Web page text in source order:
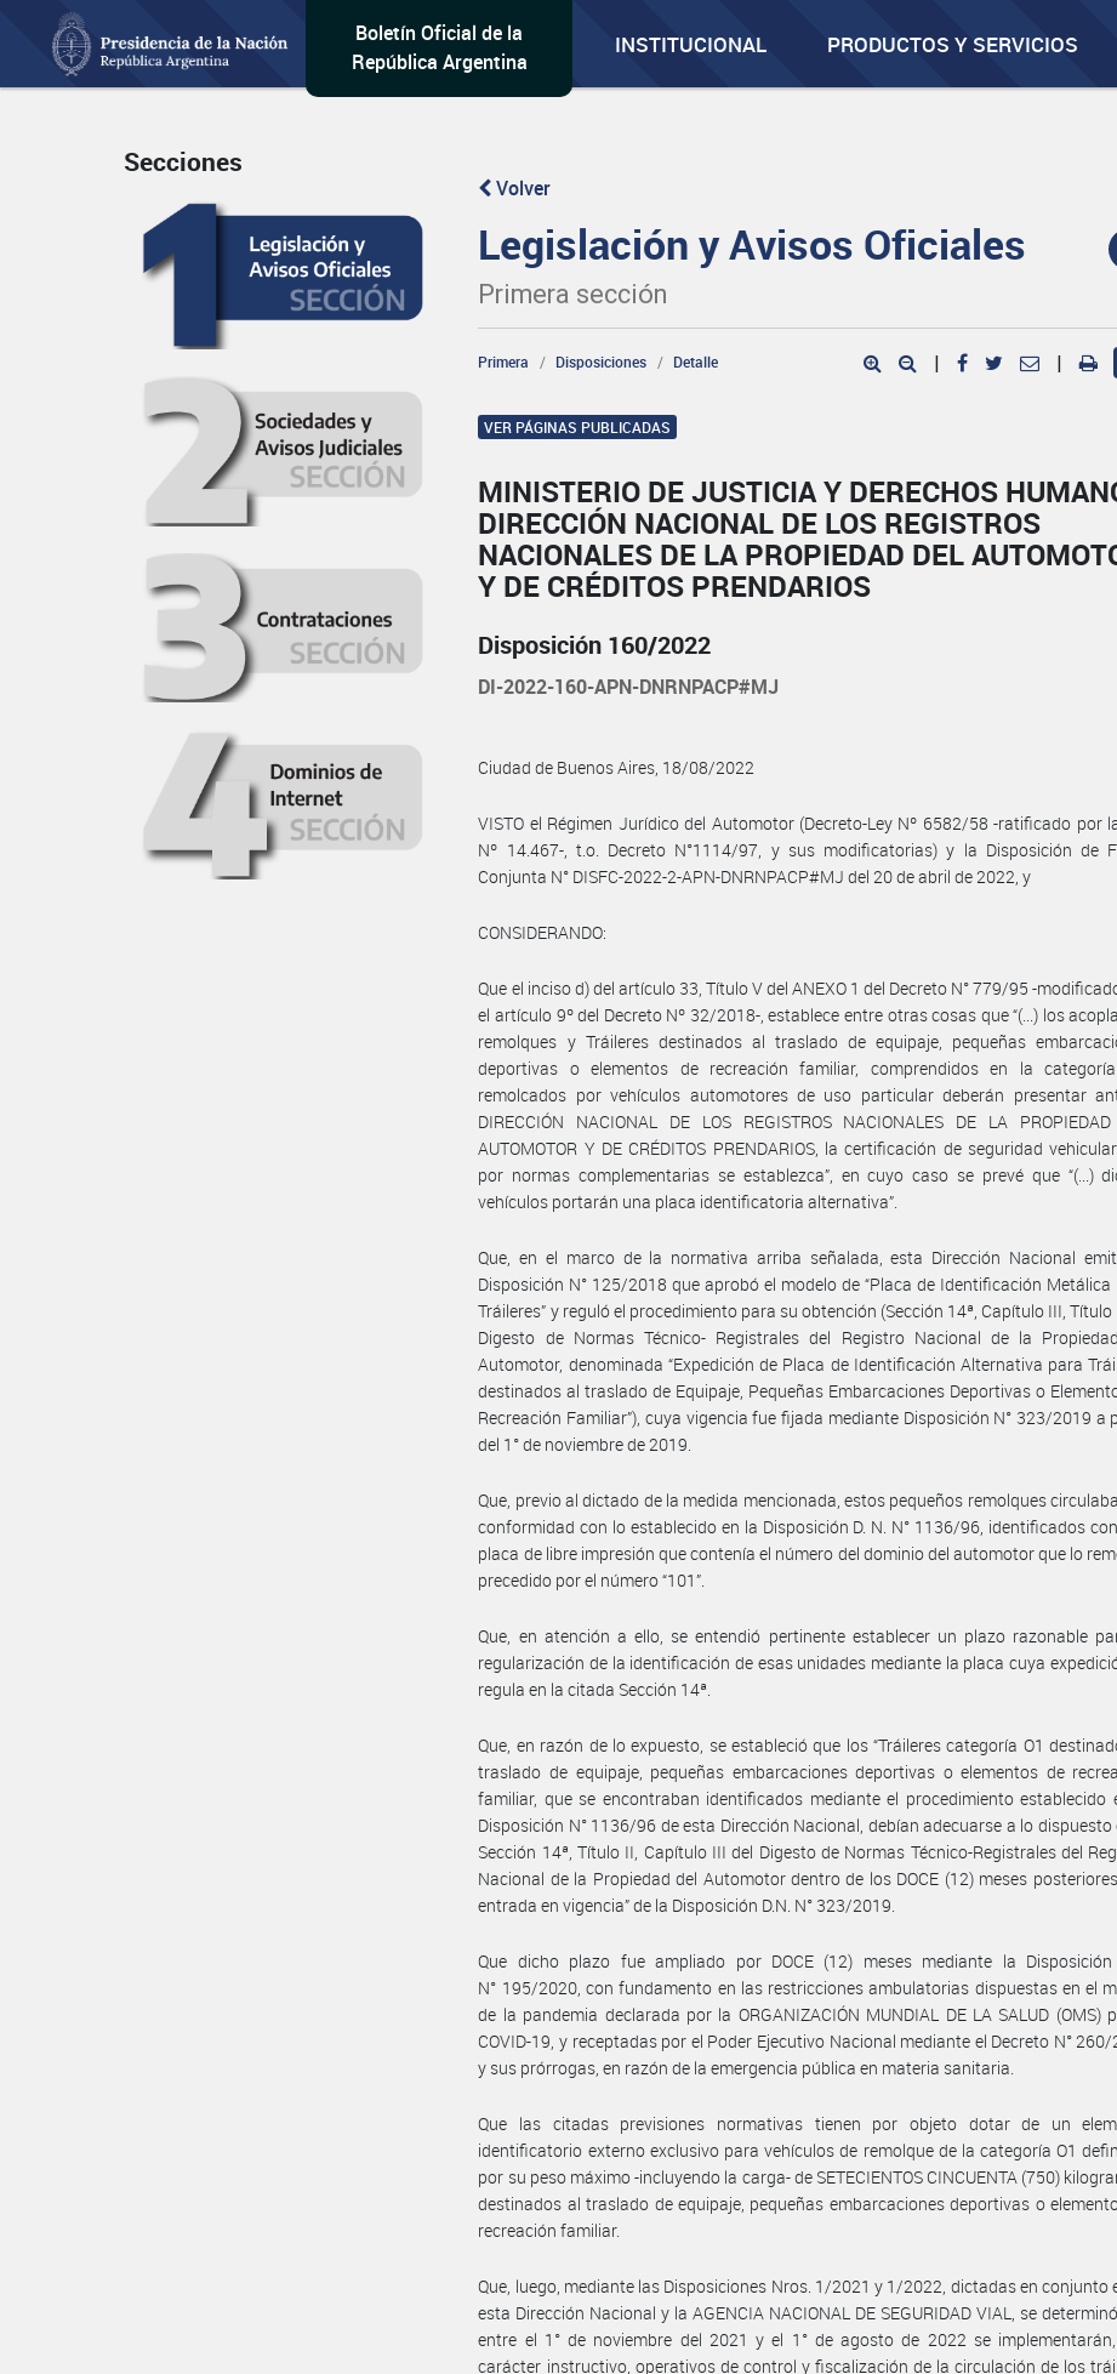
Boletín Oficial de la
República Argentina
INSTITUCIONAL PRODUCTOS Y SERVICIOS
Secciones
Volver
Legislación y Avisos Oficiales
Primera sección
Primera Disposiciones Detalle | |
VER PÁGINAS PUBLICADAS
MINISTERIO DE JUSTICIA Y DERECHOS
DIRECCIÓN NACIONAL DE LOS REGISTROS
NACIONALES DE LA PROPIEDAD DEL
Y DE CRÉDITOS PRENDARIOS
Disposición 160/2022
DI-2022-160-APN-DNRNPACP#MJ
Ciudad de Buenos Aires, 18/08/2022
VISTO el Régimen Jurídico del Automotor (Decreto-Ley Nº 6582/58 -ratificado por
Nº 14.467-, t.o. Decreto N°1114/97, y sus modificatorias) y la Disposición de
Conjunta N° DISFC-2022-2-APN-DNRNPACP#MJ del 20 de abril de 2022, y
CONSIDERANDO:
Que el inciso d) del artículo 33, Título V del ANEXO 1 del Decreto N° 779/95 -
el artículo 9º del Decreto Nº 32/2018-, establece entre otras cosas que “(...) los
remolques y Tráileres destinados al traslado de equipaje, pequeñas
deportivas o elementos de recreación familiar, comprendidos en la
remolcados por vehículos automotores de uso particular deberán presentar
DIRECCIÓN NACIONAL DE LOS REGISTROS NACIONALES DE LA
AUTOMOTOR Y DE CRÉDITOS PRENDARIOS, la certificación de seguridad
por normas complementarias se establezca”, en cuyo caso se prevé que “(...)
vehículos portarán una placa identificatoria alternativa”.
Que, en el marco de la normativa arriba señalada, esta Dirección Nacional
Disposición N° 125/2018 que aprobó el modelo de “Placa de Identificación Metálica
Tráileres” y reguló el procedimiento para su obtención (Sección 14ª, Capítulo III, Título
Digesto de Normas Técnico- Registrales del Registro Nacional de la
Automotor, denominada “Expedición de Placa de Identificación Alternativa para
destinados al traslado de Equipaje, Pequeñas Embarcaciones Deportivas o
Recreación Familiar”), cuya vigencia fue fijada mediante Disposición N° 323/2019 a
del 1° de noviembre de 2019.
Que, previo al dictado de la medida mencionada, estos pequeños remolques
conformidad con lo establecido en la Disposición D. N. N° 1136/96, identificados
placa de libre impresión que contenía el número del dominio del automotor que lo
precedido por el número “101”.
Que, en atención a ello, se entendió pertinente establecer un plazo razonable
regularización de la identificación de esas unidades mediante la placa cuya
regula en la citada Sección 14ª.
Que, en razón de lo expuesto, se estableció que los “Tráileres categoría O1
traslado de equipaje, pequeñas embarcaciones deportivas o elementos de
familiar, que se encontraban identificados mediante el procedimiento establecido
Disposición N° 1136/96 de esta Dirección Nacional, debían adecuarse a lo dispuesto
Sección 14ª, Título II, Capítulo III del Digesto de Normas Técnico-Registrales del
Nacional de la Propiedad del Automotor dentro de los DOCE (12) meses
entrada en vigencia” de la Disposición D.N. N° 323/2019.
Que dicho plazo fue ampliado por DOCE (12) meses mediante la Disposición
N° 195/2020, con fundamento en las restricciones ambulatorias dispuestas en el
de la pandemia declarada por la ORGANIZACIÓN MUNDIAL DE LA SALUD (OMS)
COVID-19, y receptadas por el Poder Ejecutivo Nacional mediante el Decreto N°
y sus prórrogas, en razón de la emergencia pública en materia sanitaria.
Que las citadas previsiones normativas tienen por objeto dotar de un
identificatorio externo exclusivo para vehículos de remolque de la categoría O1
por su peso máximo -incluyendo la carga- de SETECIENTOS CINCUENTA (750)
destinados al traslado de equipaje, pequeñas embarcaciones deportivas o
recreación familiar.
Que, luego, mediante las Disposiciones Nros. 1/2021 y 1/2022, dictadas en conjunto
esta Dirección Nacional y la AGENCIA NACIONAL DE SEGURIDAD VIAL, se
entre el 1° de noviembre del 2021 y el 1° de agosto de 2022 se
carácter instructivo, operativos de control y fiscalización de la circulación de los